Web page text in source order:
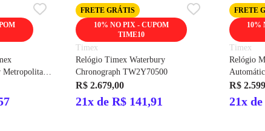
Metropolitan
FRETE GRÁTIS
10% NO PIX - CUPOM
TIME10
Timex
Relógio Timex Waterbury
Chronograph TW2Y70500
R$ 2.679,00
21x de R$ 141,91
FRETE
10%
Timex
Relógio
R$
21x